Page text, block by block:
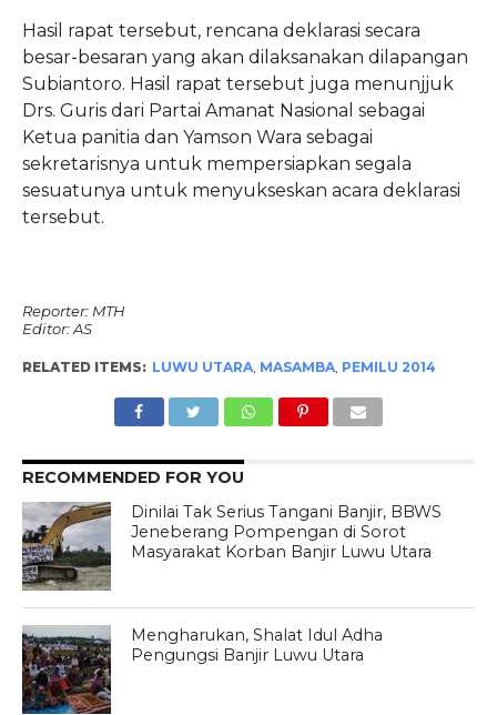
Hasil rapat tersebut, rencana deklarasi secara
besar-besaran yang akan dilaksanakan dilapangan
Subiantoro. Hasil rapat tersebut juga menunjjuk
Drs. Guris dari Partai Amanat Nasional sebagai
Ketua panitia dan Yamson Wara sebagai
sekretarisnya untuk mempersiapkan segala
sesuatunya untuk menyukseskan acara deklarasi
tersebut.
Reporter: MTH
Editor: AS
RELATED ITEMS: LUWU UTARA, MASAMBA, PEMILU 2014
RECOMMENDED FOR YOU
Dinilai Tak Serius Tangani Banjir, BBWS
Jeneberang Pompengan di Sorot
Masyarakat Korban Banjir Luwu Utara
Mengharukan, Shalat Idul Adha
Pengungsi Banjir Luwu Utara